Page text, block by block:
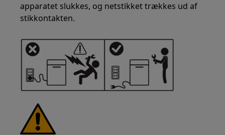
apparatet slukkes, og netstikket trækkes ud af
stikkontakten.